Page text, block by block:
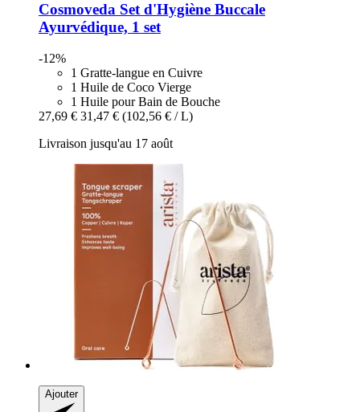
Cosmoveda Set d'Hygiène Buccale
Ayurvédique, 1 set
-12%
1 Gratte-langue en Cuivre
1 Huile de Coco Vierge
1 Huile pour Bain de Bouche
27,69 € 31,47 € (102,56 € / L)
Livraison jusqu'au 17 août
Ajouter